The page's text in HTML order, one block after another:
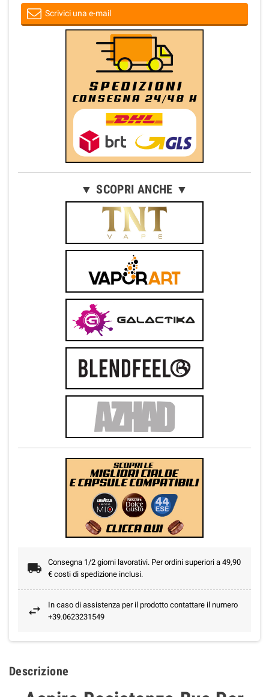
Scrivici una e-mail
▼ SCOPRI ANCHE ▼
Consegna 1/2 giorni lavorativi. Per ordini superiori a 49,90
€ costi di spedizione inclusi.
In caso di assistenza per il prodotto contattare il numero
+39.0623231549
Descrizione